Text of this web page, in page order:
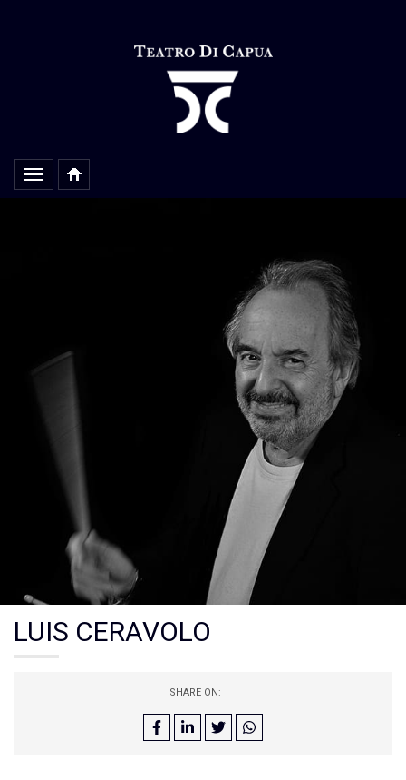
Alterar
navegação
LUIS CERAVOLO
SHARE ON: